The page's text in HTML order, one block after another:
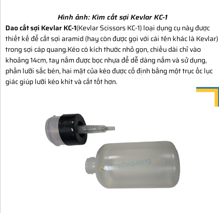
Hình ảnh:Kìm cắt sợi Kevlar KC-1
Dao cắt sợi Kevlar KC-1(Kevlar Scissors KC-1) loại dụng cụ này được
thiết kế để cắt sợi aramid (hay còn được gọi với cái tên khác là Kevlar)
trong sợi cáp quang.Kéo có kích thước nhỏ gọn, chiều dài chỉ vào
khoảng 14cm, tay nắm được bọc nhựa để dễ dàng nắm và sử dụng,
phần lưỡi sắc bén, hai mặt của kéo được cố định bằng một trục ốc lục
giác giúp lưỡi kéo khít và cắt tốt hơn.